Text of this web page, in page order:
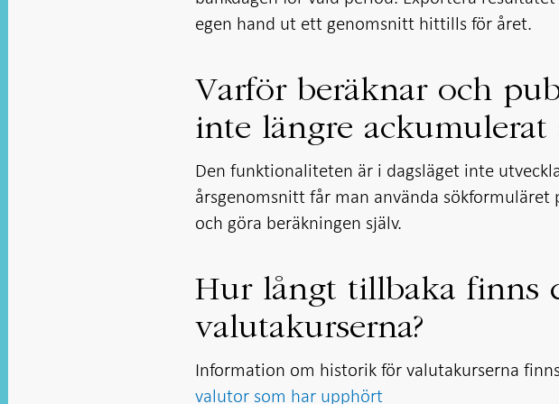
egen hand ut ett genomsnitt hittills för året.
Varför beräknar och
inte längre ackumulerat
Den funktionaliteten är i dagsläget inte
årsgenomsnitt får man använda sökformuläret
och göra beräkningen själv.
Hur långt tillbaka finns
valutakurserna?
Information om historik för valutakurserna
valutor som har upphört